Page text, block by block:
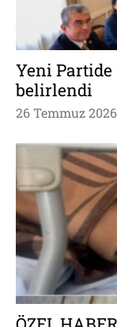
Yeni
belirlendi
26 Temmuz